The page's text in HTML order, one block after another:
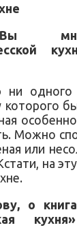
одного
которого
Можно
или
на
о